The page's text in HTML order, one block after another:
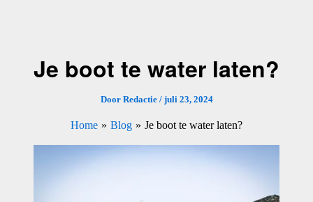
Je boot te water laten?
Door Redactie / juli 23, 2024
Home Blog Je boot te water laten?